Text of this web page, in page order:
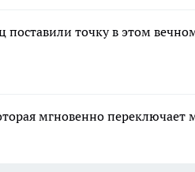
поставили точку в этом
мгновенно переключает